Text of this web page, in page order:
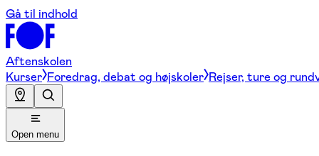
Gå til indhold
Aftenskolen
Kurser Foredrag, debat og højskoler Rejser, ture og
Open menu